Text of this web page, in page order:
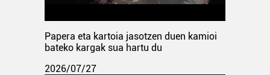
Papera eta kartoia jasotzen duen kamioi
bateko kargak sua hartu du
2026/07/27